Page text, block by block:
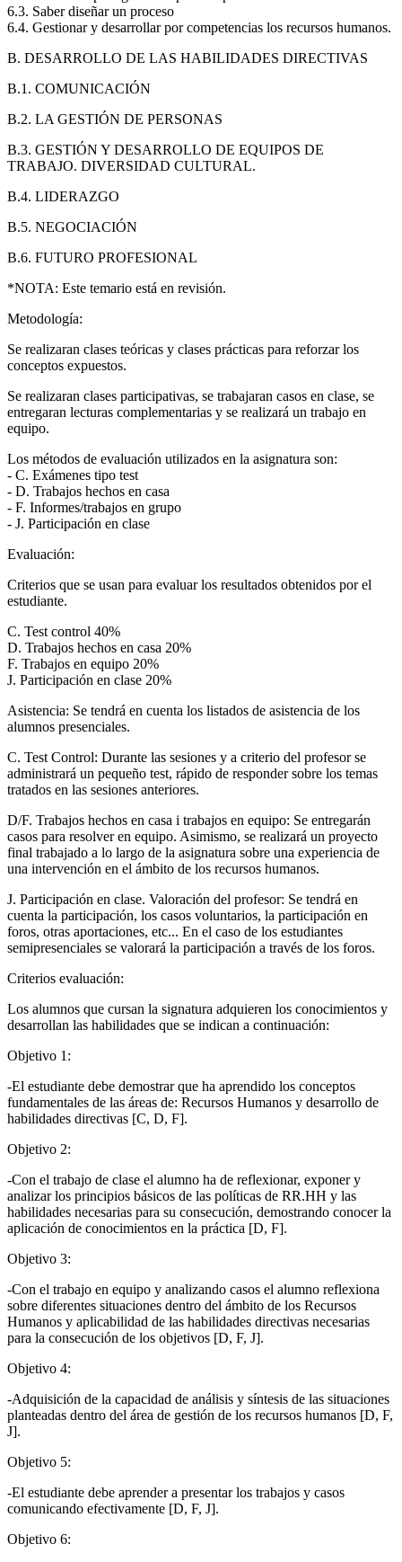
6.3. Saber diseñar un proceso
6.4. Gestionar y desarrollar por competencias los recursos humanos.
B. DESARROLLO DE LAS HABILIDADES DIRECTIVAS
B.1. COMUNICACIÓN
B.2. LA GESTIÓN DE PERSONAS
B.3. GESTIÓN Y DESARROLLO DE EQUIPOS DE
TRABAJO. DIVERSIDAD CULTURAL.
B.4. LIDERAZGO
B.5. NEGOCIACIÓN
B.6. FUTURO PROFESIONAL
*NOTA: Este temario está en revisión.
Metodología:
Se realizaran clases teóricas y clases prácticas para reforzar los
conceptos expuestos.
Se realizaran clases participativas, se trabajaran casos en clase, se
entregaran lecturas complementarias y se realizará un trabajo en
equipo.
Los métodos de evaluación utilizados en la asignatura son:
- C. Exámenes tipo test
- D. Trabajos hechos en casa
- F. Informes/trabajos en grupo
- J. Participación en clase
Evaluación:
Criterios que se usan para evaluar los resultados obtenidos por el
estudiante.
C. Test control 40%
D. Trabajos hechos en casa 20%
F. Trabajos en equipo 20%
J. Participación en clase 20%
Asistencia: Se tendrá en cuenta los listados de asistencia de los
alumnos presenciales.
C. Test Control: Durante las sesiones y a criterio del profesor se
administrará un pequeño test, rápido de responder sobre los temas
tratados en las sesiones anteriores.
D/F. Trabajos hechos en casa i trabajos en equipo: Se entregarán
casos para resolver en equipo. Asimismo, se realizará un proyecto
final trabajado a lo largo de la asignatura sobre una experiencia de
una intervención en el ámbito de los recursos humanos.
J. Participación en clase. Valoración del profesor: Se tendrá en
cuenta la participación, los casos voluntarios, la participación en
foros, otras aportaciones, etc... En el caso de los estudiantes
semipresenciales se valorará la participación a través de los foros.
Criterios evaluación:
Los alumnos que cursan la signatura adquieren los conocimientos y
desarrollan las habilidades que se indican a continuación:
Objetivo 1:
-El estudiante debe demostrar que ha aprendido los conceptos
fundamentales de las áreas de: Recursos Humanos y desarrollo de
habilidades directivas [C, D, F].
Objetivo 2:
-Con el trabajo de clase el alumno ha de reflexionar, exponer y
analizar los principios básicos de las políticas de RR.HH y las
habilidades necesarias para su consecución, demostrando conocer la
aplicación de conocimientos en la práctica [D, F].
Objetivo 3:
-Con el trabajo en equipo y analizando casos el alumno reflexiona
sobre diferentes situaciones dentro del ámbito de los Recursos
Humanos y aplicabilidad de las habilidades directivas necesarias
para la consecución de los objetivos [D, F, J].
Objetivo 4:
-Adquisición de la capacidad de análisis y síntesis de las situaciones
planteadas dentro del área de gestión de los recursos humanos [D, F,
J].
Objetivo 5:
-El estudiante debe aprender a presentar los trabajos y casos
comunicando efectivamente [D, F, J].
Objetivo 6: